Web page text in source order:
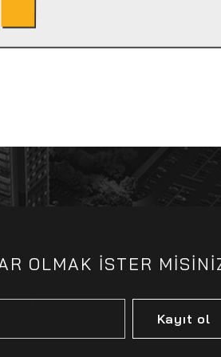
OLMAK İSTER
Kayıt ol